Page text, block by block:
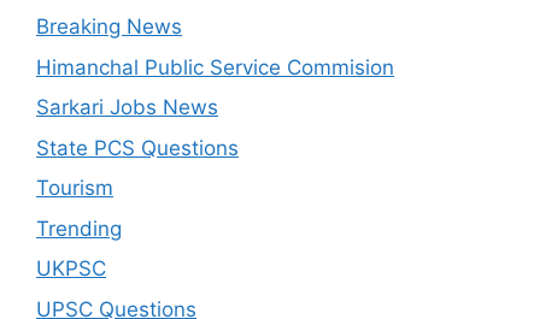
Breaking News
Himanchal Public Service Commision
Sarkari Jobs News
State PCS Questions
Tourism
Trending
UKPSC
UPSC Questions